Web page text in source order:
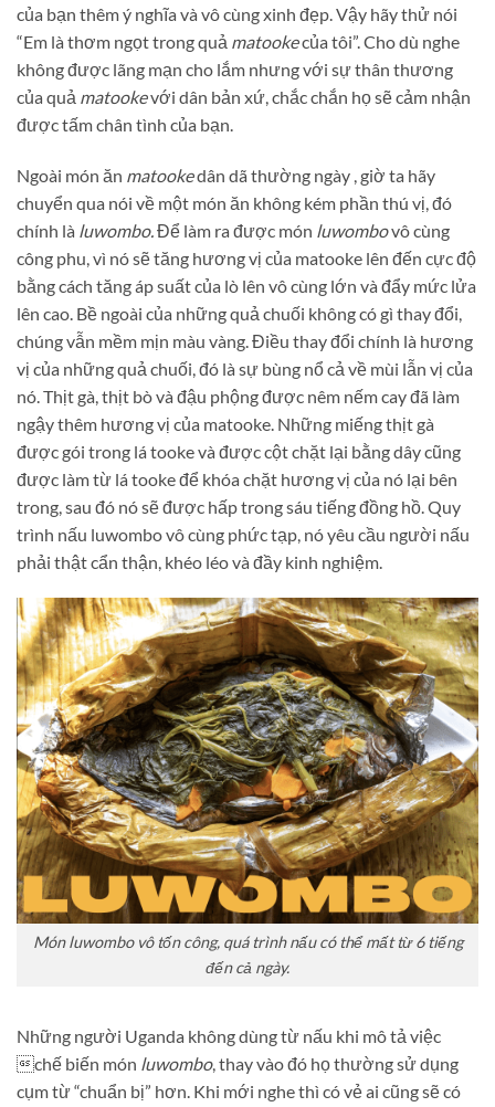
của bạn thêm ý nghĩa và vô cùng xinh đẹp. Vậy hãy thử nói
“Em là thơm ngọt trong quả matookecủa tôi”. Cho dù nghe
không được lãng mạn cho lắm nhưng với sự thân thương
của quả matookevới dân bản xứ , chắc chắn họ sẽ cảm nhận
được tấm chân tình của bạn.
Ngoài món ăn matookedân dã thường ngày , giờ ta hãy
chuyển qua nói về một món ăn không kém phần thú vị, đó
chính là luwombo. Để làm ra được món luwombovô cùng
công phu, vì nó sẽ tăng hương vị của matooke lên đến cực độ
bằng cách tăng áp suất của lò lên vô cùng lớn và đẩy mức lửa
lên cao. Bề ngoài của những quả chuối không có gì thay đổi,
chúng vẫn mềm mịn màu vàng. Điều thay đổi chính là hương
vị của những quả chuối, đó là sự bùng nổ cả về mùi lẫn vị của
nó. Thịt gà, thịt bò và đậu phộng được nêm nếm cay đã làm
ngậy thêm hương vị của matooke. Những miếng thịt gà
được gói trong lá tooke và được cột chặt lại bằng dây cũng
được làm từ lá tooke để khóa chặt hương vị của nó lại bên
trong, sau đó nó sẽ được hấp trong sáu tiếng đồng hồ. Quy
trình nấu luwombo vô cùng phức tạp, nó yêu cầu người nấu
phải thật cẩn thận, khéo léo và đầy kinh nghiệm.
Mónluwombo vô tốn công, quá trình nấu có thể mất từ 6 tiếng
đến cả ngày.
Những người Uganda không dùng từ nấu khi mô tả việc
chế biến món luwombo, thay vào đó họ thường sử dụng
cụm từ “chuẩn bị” hơn. Khi mới nghe thì có vẻ ai cũng sẽ có